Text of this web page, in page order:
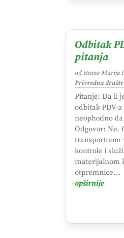
Odbitak
pitanja
od straneMarija
Privredna
Pitanje: Da li
odbitak PDV-
neophodno
Odgovor: Ne.
transportnom
kontrole i
materijalnom
otpremnice...
opširnije